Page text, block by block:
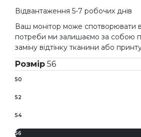
Відвантаження 5-7 робочих днів
Ваш монітор може спотворювати
потреби ми залишаємо за собою
заміну відтінку тканини або
Розмір 56
50
52
54
56